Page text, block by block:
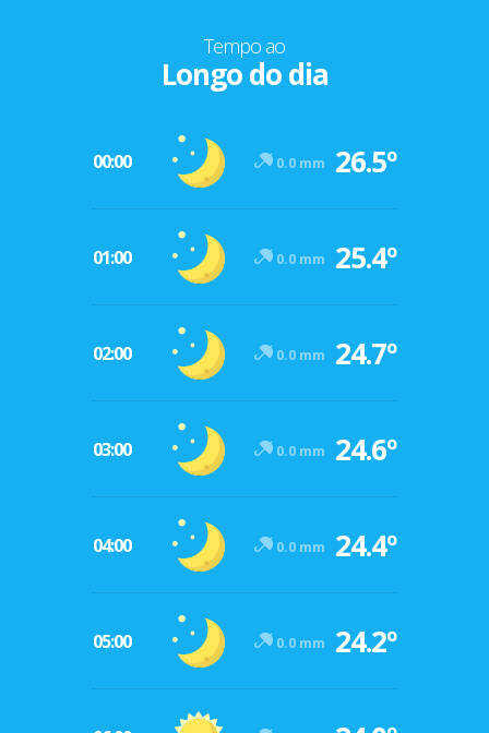
Tempo ao
Longo do dia
00:00 0.0 mm 26.5º
01:00 0.0 mm 25.4º
02:00 0.0 mm 24.7º
03:00 0.0 mm 24.6º
04:00 0.0 mm 24.4º
05:00 0.0 mm 24.2º